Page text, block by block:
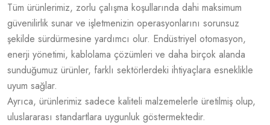
Tüm ürünlerimiz, zorlu çalışma koşullarında dahi maksimum
güvenilirlik sunar ve işletmenizin operasyonlarını sorunsuz
şekilde sürdürmesine yardımcı olur. Endüstriyel otomasyon,
enerji yönetimi, kablolama çözümleri ve daha birçok alanda
sunduğumuz ürünler, farklı sektörlerdeki ihtiyaçlara esneklikle
uyum sağlar.
Ayrıca, ürünlerimiz sadece kaliteli malzemelerle üretilmiş olup,
uluslararası standartlara uygunluk göstermektedir.